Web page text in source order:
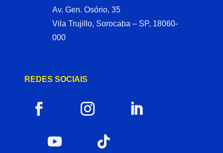
Av. Gen. Osório, 35
Vila Trujillo, Sorocaba – SP, 18060-
000
REDES SOCIAIS